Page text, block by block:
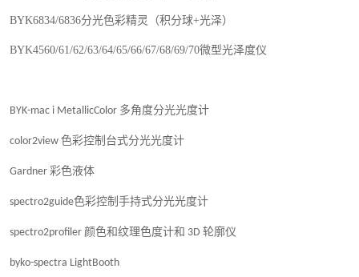
BYK6834/6836分光色彩精灵（积分球+光泽）
BYK4560/61/62/63/64/65/66/67/68/69/70微型光泽度仪
BYK-mac i MetallicColor 多角度分光光度计
color2view 色彩控制台式分光光度计
Gardner 彩色液体
spectro2guide色彩控制手持式分光光度计
spectro2profiler 颜色和纹理色度计和 3D 轮廓仪
byko-spectra LightBooth